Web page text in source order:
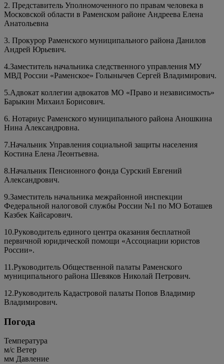
2. Представитель Уполномоченного по правам человека в
Московской области в Раменском районе Андреева Елена
Анатольевна
3. Прокурор Раменского муниципального района Данилов
Андрей Юрьевич.
4.Заместитель начальника следственного управления МУ
МВД России «Раменское» Голынычев Сергей Владимирович.
5.Адвокат коллегии адвокатов МО «Право и независимость»
Барыкин Михаил Борисович.
6. Нотариус Раменского муниципального района Аношкина
Нина Александровна.
7.Начальник Управления социальной защиты населения
Костина Елена Леонтьевна.
8.Начальник Пенсионного фонда Сурский Евгений
Александрович.
9.Заместитель начальника межрайонной инспекции
Федеральной налоговой службы России №1 по МО Боташев
Казбек Кайсарович.
10.Руководитель единого центра оказания бесплатной
первичной юридической помощи «Ассоциации юристов
России».
11.Руководитель Общественной палаты Раменского
муниципального района Шевяков Николай Петрович.
12.Руководитель Кадастровой палаты Попов Владимир
Владимирович.
Погода
Температура
м/c Ветер
мм Давление